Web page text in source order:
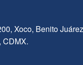
Xoco, Benito
CDMX.